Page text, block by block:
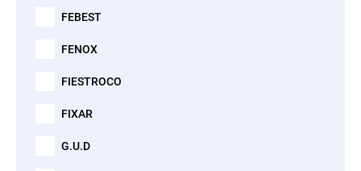
FEBEST
FENOX
FIESTROCO
FIXAR
G.U.D